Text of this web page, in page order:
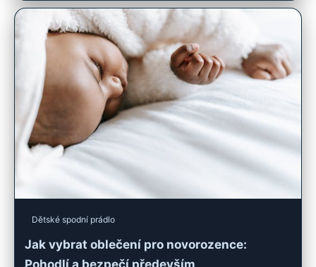
Dětské spodní prádlo
Jak vybrat oblečení pro novorozence: